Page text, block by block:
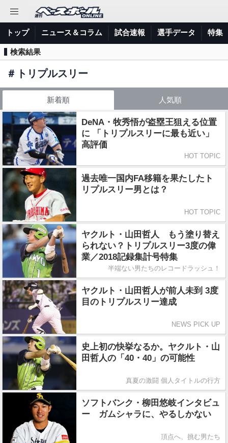
トップ ニュース＆コラム 試合速報 選手データ 特集
検索結果
＃ トリプルスリー
新着順 人気順
DeNA・牧秀悟が盗塁王狙える位置
に 「トリプルスリーに最も近い」
高評価
HOT TOPIC
過去唯一国内FA移籍を果たしたト
リプルスリー男とは？
HOT TOPIC
ヤクルト・山田哲人 もう塗り替え
られない？トリプルスリー3度の偉
業／2018記録集計号特集
半端ない男たちのレコードラッシュ！
ヤクルト・山田哲人が前人未到 3度
目のトリプルスリー達成
NEWS PICK UP
史上初の快挙なるか。ヤクルト・山
田哲人の「40・40」の可能性
真夏の激闘 個人タイトルの行方
ソフトバンク・柳田悠岐インタビュ
ー ガムシャラに、やるしかない
頂点へ、挑む男たち